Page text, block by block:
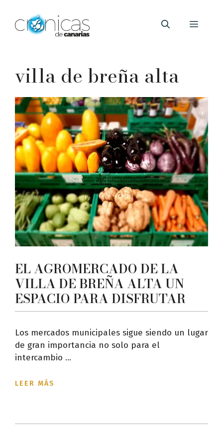
contenido
Menú
villa de breña alta
EL AGROMERCADO DE LA
VILLA DE BREÑA ALTA UN
ESPACIO PARA DISFRUTAR
Los mercados municipales sigue siendo un lugar
de gran importancia no solo para el
intercambio ...
LEER MÁS